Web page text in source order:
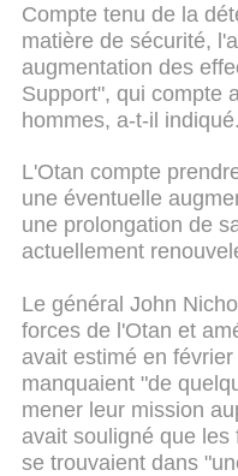
Compte tenu de la
matière de sécurité,
augmentation des
Support", qui compte
hommes, a-t-il indiqué.
L'Otan compte
une éventuelle
une prolongation de
actuellement
Le général John
forces de l'Otan et
avait estimé en
manquaient "de
mener leur mission
avait souligné que
se trouvaient dans